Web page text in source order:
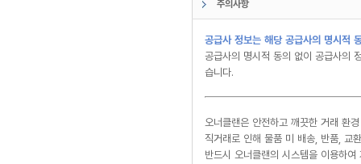
주의사항
공급사 정보는 해당 공급사의 명시적
공급사의 명시적 동의 없이 공급사의
습니다.
오너클랜은 안전하고 깨끗한 거래 환
직거래로 인해 물품 미 배송, 반품, 교
반드시 오너클랜의 시스템을 이용하